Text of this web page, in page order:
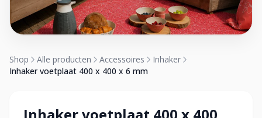
Shop Alle producten Accessoires
Inhaker
Inhaker voetplaat 400 x 400 x 6 mm